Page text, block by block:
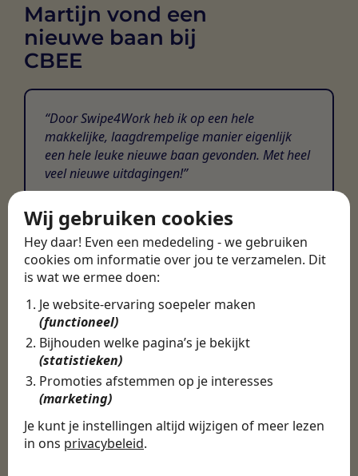
Wij gebruiken cookies
Hey daar! Even een mededeling - we gebruiken
cookies om informatie over jou te verzamelen. Dit
is wat we ermee doen:
Je website-ervaring soepeler maken
(functioneel)
Bijhouden welke pagina’s je bekijkt
(statistieken)
Promoties afstemmen op je interesses
(marketing)
Je kunt je instellingen altijd wijzigen of meer lezen
in ons privacybeleid.
Martijn vond een
nieuwe baan bij
CBEE
Door Swipe4Work heb ik op een hele
makkelijke, laagdrempelige manier eigenlijk
een hele leuke nieuwe baan gevonden. Met heel
veel nieuwe uitdagingen!
Martijn
Certinia Consultant